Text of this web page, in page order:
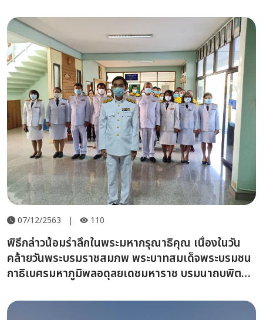
07/12/2563 | 110
พิธีกล่าวน้อมรำลึกในพระมหากรุณาธิคุณ เนื่องในวัน
คล้ายวันพระบรมราชสมภพ พระบาทสมเด็จพระบรมชน
กาธิเบศรมหาภูมิพลอดุลยเดชมหาราช บรมนาถบพิตร